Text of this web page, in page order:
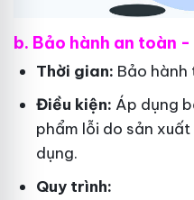
b. Bảo hành an toàn
Thời gian: Bảo hành
Điều kiện: Áp dụng
phẩm lỗi do sản
dụng.
Quy trình: